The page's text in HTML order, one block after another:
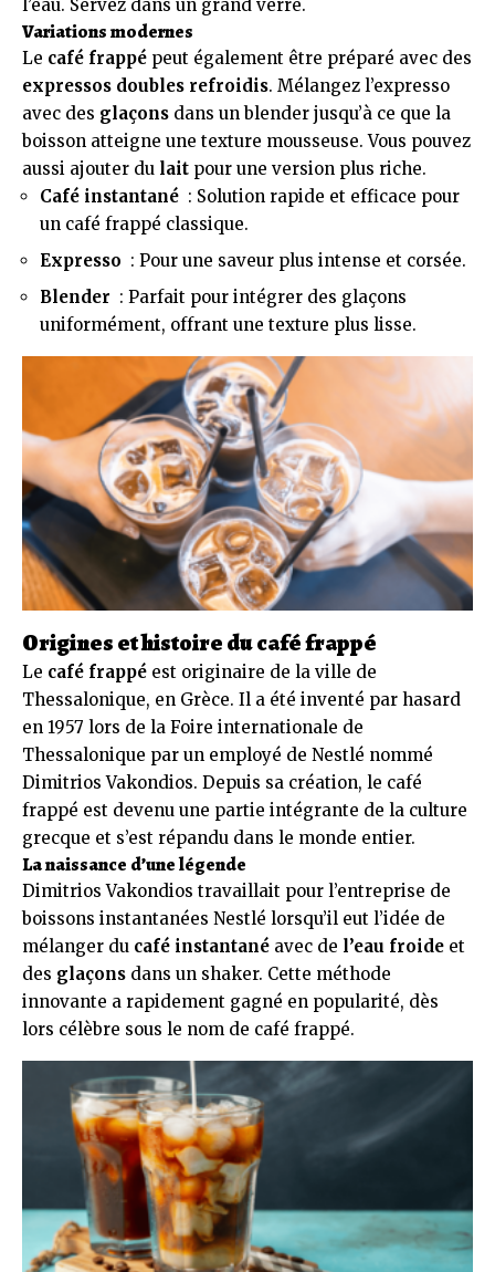
l’eau. Servez dans un grand verre.
Variations modernes
Le café frappé peut également être préparé avec des
expressos doubles refroidis. Mélangez l’expresso
avec des glaçons dans un blender jusqu’à ce que la
boisson atteigne une texture mousseuse. Vous pouvez
aussi ajouter du lait pour une version plus riche.
Café instantané : Solution rapide et efficace pour
un café frappé classique.
Expresso : Pour une saveur plus intense et corsée.
Blender : Parfait pour intégrer des glaçons
uniformément, offrant une texture plus lisse.
Origines et histoire du café frappé
Le café frappé est originaire de la ville de
Thessalonique, en Grèce. Il a été inventé par hasard
en 1957 lors de la Foire internationale de
Thessalonique par un employé de Nestlé nommé
Dimitrios Vakondios. Depuis sa création, le café
frappé est devenu une partie intégrante de la culture
grecque et s’est répandu dans le monde entier.
La naissance d’une légende
Dimitrios Vakondios travaillait pour l’entreprise de
boissons instantanées Nestlé lorsqu’il eut l’idée de
mélanger du café instantané avec de l’eau froide et
des glaçons dans un shaker. Cette méthode
innovante a rapidement gagné en popularité, dès
lors célèbre sous le nom de café frappé.